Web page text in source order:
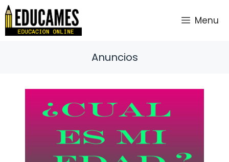
Saltar
contenido
Menu
Anuncios